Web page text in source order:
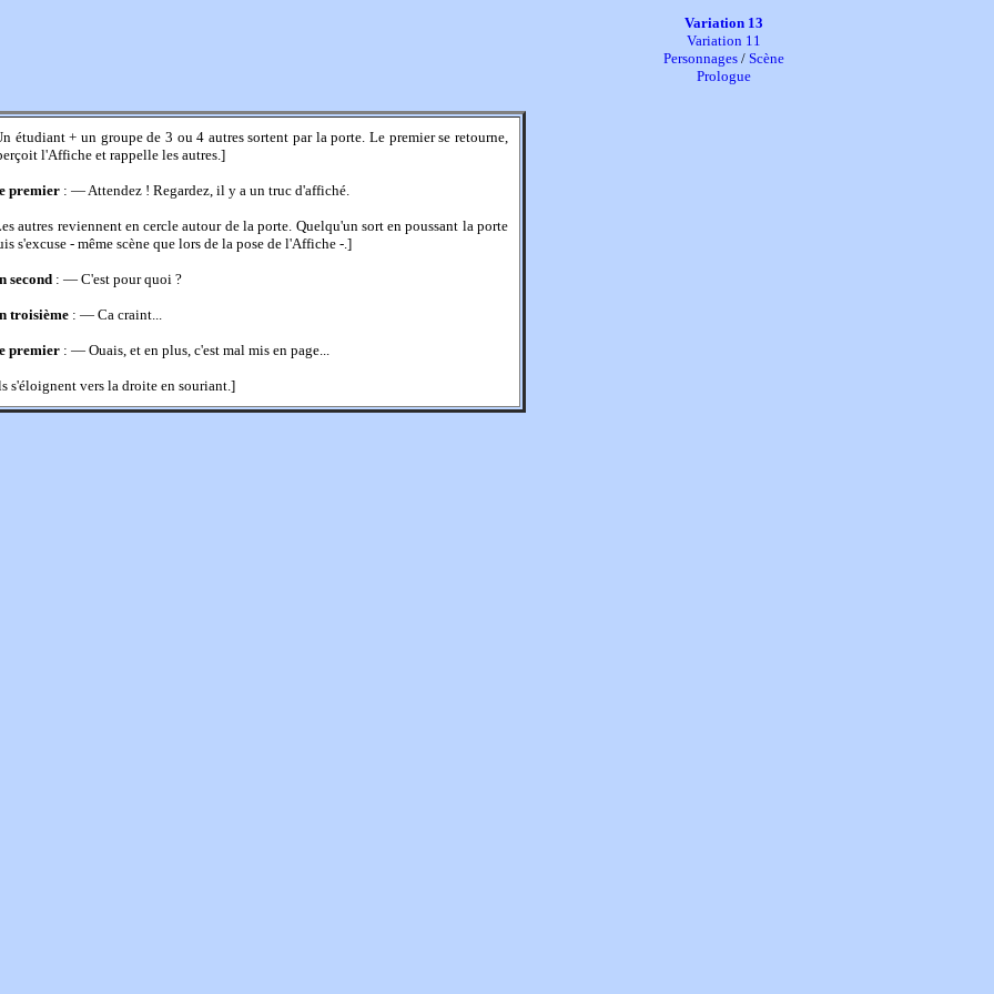
Variation 13
Variation 11
Personnages / Scène
Prologue
étudiant + un groupe de 3 ou 4 autres sortent par la porte. Le premier se retourne,
l'Affiche et rappelle les autres.]
premier : — Attendez ! Regardez, il y a un truc d'affiché.
autres reviennent en cercle autour de la porte. Quelqu'un sort en poussant la porte
s'excuse - même scène que lors de la pose de l'Affiche -.]
second : — C'est pour quoi ?
troisième : — Ca craint...
premier : — Ouais, et en plus, c'est mal mis en page...
s'éloignent vers la droite en souriant.]